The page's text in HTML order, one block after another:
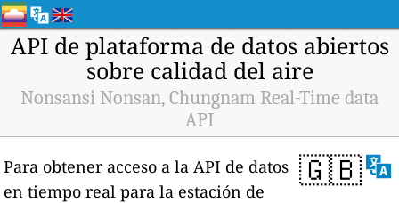
API de plataforma de datos abiertos
sobre calidad del aire
Nonsansi Nonsan, Chungnam Real-Time data
API
🇬🇧
Para obtener acceso a la API de datos
en tiempo real para la estación de